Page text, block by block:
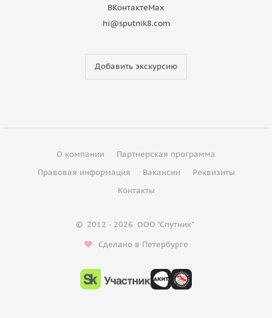
ВКонтактеMax
hi@sputnik8.com
Добавить экскурсию
О компании
Партнерская программа
Правовая информация
Вакансии
Реквизиты
Контакты
© 2012 - 2026 ООО "Спутник"
Сделано в Петербурге